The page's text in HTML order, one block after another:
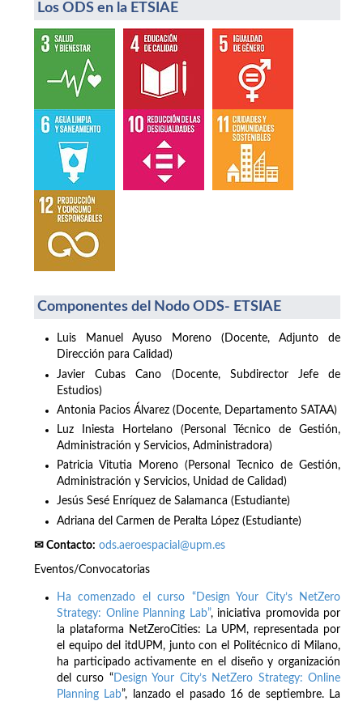
Los ODS en la ETSIAE
Componentes del Nodo ODS- ETSIAE
Luis Manuel Ayuso Moreno (Docente, Adjunto de
Dirección para Calidad)
Javier Cubas Cano (Docente, Subdirector Jefe de
Estudios)
Antonia Pacios Álvarez (Docente, Departamento SATAA)
Luz Iniesta Hortelano (Personal Técnico de Gestión,
Administración y Servicios, Administradora)
Patricia Vitutia Moreno (Personal Tecnico de Gestión,
Administración y Servicios, Unidad de Calidad)
Jesús Sesé Enríquez de Salamanca (Estudiante)
Adriana del Carmen de Peralta López (Estudiante)
✉ Contacto: ods.aeroespacial@upm.es
Eventos/Convocatorias
Ha comenzado el curso “Design Your City’s NetZero
Strategy: Online Planning Lab”, iniciativa promovida por
la plataforma NetZeroCities: La UPM, representada por
el equipo del itdUPM, junto con el Politécnico di Milano,
ha participado activamente en el diseño y organización
del curso “Design Your City’s NetZero Strategy: Online
Planning Lab”, lanzado el pasado 16 de septiembre. La